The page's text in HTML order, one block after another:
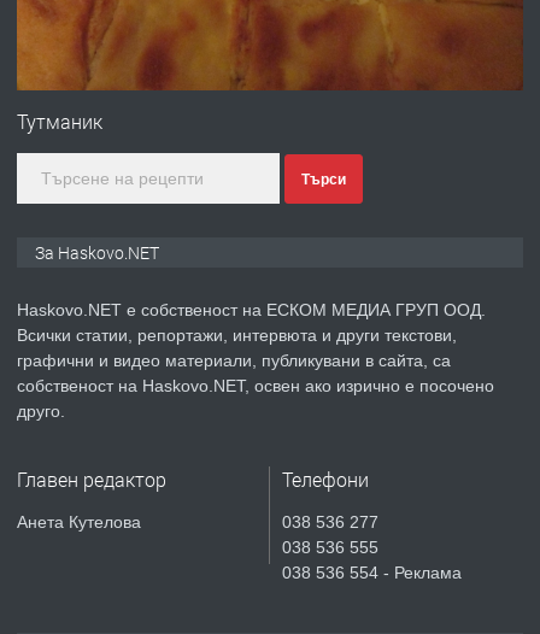
№4120 Магазин/Офис под наем в кв.
преди 4 дни
ПРЕДЛАГА
Продавам парцел в гр. Хасково кв.
СГЛОБЯВАНЕ НА МЕБЕЛИ.
Тутманик
Търси
За Haskovo.NET
Haskovo.NET е собственост на ЕСКОМ МЕДИА ГРУП ООД.
Всички статии, репортажи, интервюта и други текстови,
графични и видео материали, публикувани в сайта, са
собственост на Haskovo.NET, освен ако изрично е посочено
друго.
Главен редактор
Анета Кутелова
Телефони
038 536 277
038 536 555
038 536 554 - Реклама